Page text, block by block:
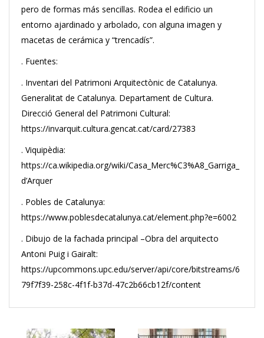
pero de formas más sencillas. Rodea el edificio un
entorno ajardinado y arbolado, con alguna imagen y
macetas de cerámica y “trencadís”.
. Fuentes:
. Inventari del Patrimoni Arquitectònic de Catalunya.
Generalitat de Catalunya. Departament de Cultura.
Direcció General del Patrimoni Cultural:
https://invarquit.cultura.gencat.cat/card/27383
. Viquipèdia:
https://ca.wikipedia.org/wiki/Casa_Merc%C3%A8_Garriga_
d’Arquer
. Pobles de Catalunya:
https://www.poblesdecatalunya.cat/element.php?e=6002
. Dibujo de la fachada principal –Obra del arquitecto
Antoni Puig i Gairalt:
https://upcommons.upc.edu/server/api/core/bitstreams/6
79f7f39-258c-4f1f-b37d-47c2b66cb12f/content